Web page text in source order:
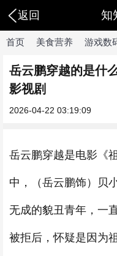
返回 知
首页 美食营养 游戏数
岳云鹏穿越的是什
影视剧
2026-04-22 03:19:09
岳云鹏穿越是电影《
中，（岳云鹏饰）贝
无成的貌丑青年，一
被拒后，怀疑是因为